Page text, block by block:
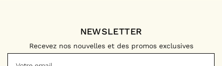
NEWSLETTER
Recevez nos nouvelles et des promos exclusives